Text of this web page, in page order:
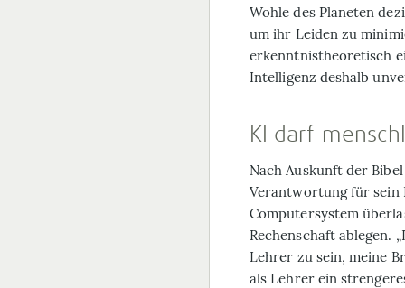
Wohle des Planeten
um ihr Leiden zu
erkenntnistheoretisch
Intelligenz deshalb
KI darf
Nach Auskunft der
Verantwortung für sein
Computersystem
Rechenschaft ablegen.
Lehrer zu sein, meine
als Lehrer ein